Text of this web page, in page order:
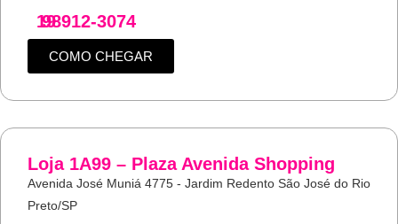
19
98912-3074
COMO CHEGAR
Loja 1A99 – Plaza Avenida Shopping
Avenida José Muniá 4775 - Jardim Redento São José do Rio
Preto/SP